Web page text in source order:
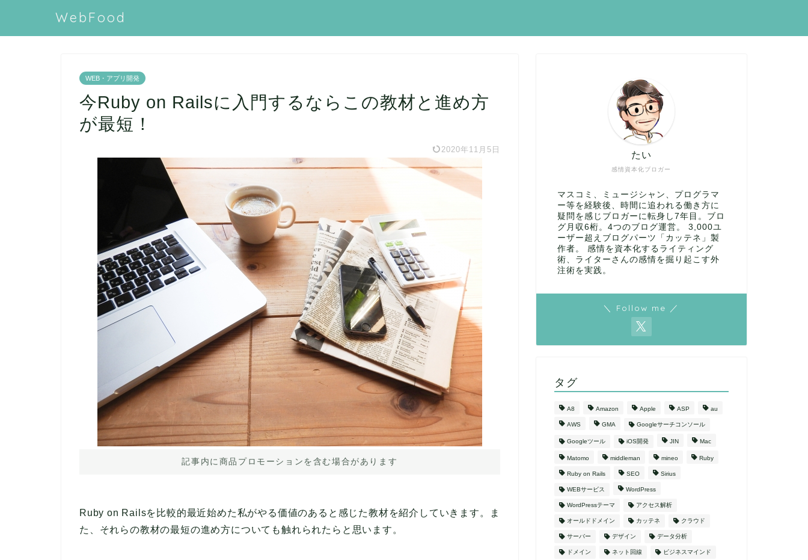
WebFood
WEB・アプリ開発
今Ruby on Railsに入門するならこの教材と進め方
が最短！
2020年11月5日
記事内に商品プロモーションを含む場合があります
Ruby on Railsを比較的最近始めた私がやる価値のあると感じた教材を紹介していきます。ま
た、それらの教材の最短の進め方についても触れられたらと思います。
感情資本化ブロガー
たい
マスコミ、ミュージシャン、プログラマ
ー等を経験後、時間に追われる働き方に
疑問を感じブロガーに転身し7年目。ブロ
グ月収6桁。4つのブログ運営。 3,000ユ
ーザー超えブログパーツ「カッテネ」製
作者。 感情を資本化するライティング
術、ライターさんの感情を掘り起こす外
注術を実践。
＼ Follow me ／
タグ
A8 Amazon Apple ASP au
AWS GMA Googleサーチコンソール
Googleツール iOS開発 JIN Mac
Matomo middleman mineo Ruby
Ruby on Rails SEO Sirius
WEBサービス WordPress
WordPressテーマ アクセス解析
オールドドメイン カッテネ クラウド
サーバー デザイン データ分析
ドメイン ネット回線 ビジネスマインド